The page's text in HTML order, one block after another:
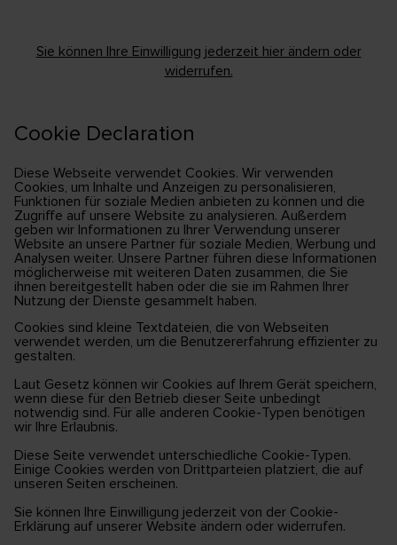
Sie können Ihre Einwilligung jederzeit hier ändern oder
widerrufen.
Cookie Declaration
Diese Webseite verwendet Cookies. Wir verwenden
Cookies, um Inhalte und Anzeigen zu personalisieren,
Funktionen für soziale Medien anbieten zu können und die
Zugriffe auf unsere Website zu analysieren. Außerdem
geben wir Informationen zu Ihrer Verwendung unserer
Website an unsere Partner für soziale Medien, Werbung und
Analysen weiter. Unsere Partner führen diese Informationen
möglicherweise mit weiteren Daten zusammen, die Sie
ihnen bereitgestellt haben oder die sie im Rahmen Ihrer
Nutzung der Dienste gesammelt haben.
Cookies sind kleine Textdateien, die von Webseiten
verwendet werden, um die Benutzererfahrung effizienter zu
gestalten.
Laut Gesetz können wir Cookies auf Ihrem Gerät speichern,
wenn diese für den Betrieb dieser Seite unbedingt
notwendig sind. Für alle anderen Cookie-Typen benötigen
wir Ihre Erlaubnis.
Diese Seite verwendet unterschiedliche Cookie-Typen.
Einige Cookies werden von Drittparteien platziert, die auf
unseren Seiten erscheinen.
Sie können Ihre Einwilligung jederzeit von der Cookie-
Erklärung auf unserer Website ändern oder widerrufen.